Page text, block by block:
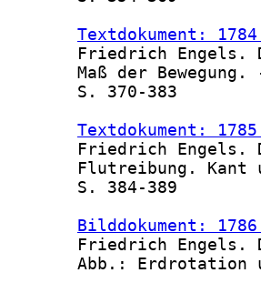
Textdokument:
Friedrich Engels.
Maß der Bewegung.
       S. 370-383
Textdokument:
Friedrich Engels.
Flutreibung. Kant
       S. 384-389
Bilddokument:
Friedrich Engels.
Abb.: Erdrotation